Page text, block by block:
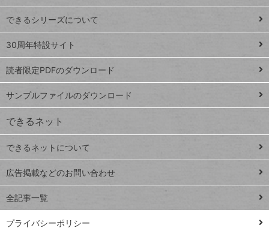
ド
Google
スプレ
ッドシ
ート
iPhone
VLOOKUP
close
閉じ
る
ト
ッ
プ
ペ
ジ
連載
Excel Q&A
トイアンナ流仕
事術
PowerAutomate
ではじめる業務
できるシリーズについて
30周年特設サイト
読者限定PDFのダウンロード
サンプルファイルのダウンロード
できるネット
できるネットについて
広告掲載などのお問い合わせ
全記事一覧
プライバシーポリシー